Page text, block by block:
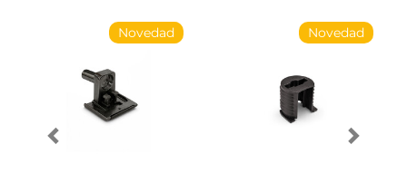
Novedad
UniClip
Novedad
System Ø14